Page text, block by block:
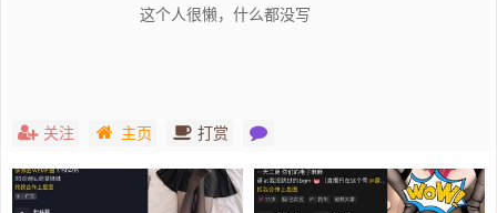
这个人很懒，什么都没写
关注 主页 打赏